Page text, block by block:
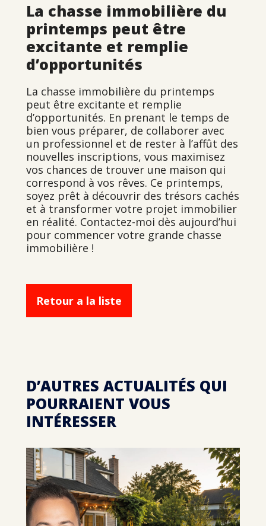
La chasse immobilière du
printemps peut être
excitante et remplie
d’opportunités
La chasse immobilière du printemps
peut être excitante et remplie
d’opportunités. En prenant le temps de
bien vous préparer, de collaborer avec
un professionnel et de rester à l’affût des
nouvelles inscriptions, vous maximisez
vos chances de trouver une maison qui
correspond à vos rêves. Ce printemps,
soyez prêt à découvrir des trésors cachés
et à transformer votre projet immobilier
en réalité. Contactez-moi dès aujourd’hui
pour commencer votre grande chasse
immobilière !
Retour a la liste
D’AUTRES ACTUALITÉS QUI
POURRAIENT VOUS
INTÉRESSER